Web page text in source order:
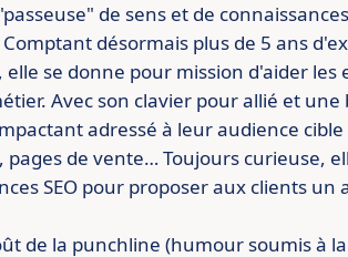
de sens et de
désormais plus de 5 ans
elle se donne pour mission d'aider
Avec son clavier pour allié et
adressé à leur audience cible
de vente… Toujours curieuse,
SEO pour proposer aux clients
de la punchline (humour soumis à